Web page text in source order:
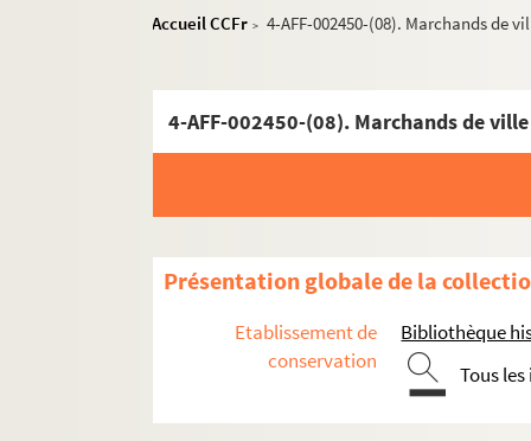
Accueil CCFr > 4-AFF-002450-(08). Marchands de
4-AFF-002450-(08). Marchands de ville
Présentation globale de la
Etablissement de
conservation
Bibliothèque
Tous
Maison de la Radio et de la Musique
Musée d'art moderne de la Ville de Paris
Musée national des arts et traditions
Salle d'Iéna
Théâtre national de Chaillot
Direction Pierre Aldebert